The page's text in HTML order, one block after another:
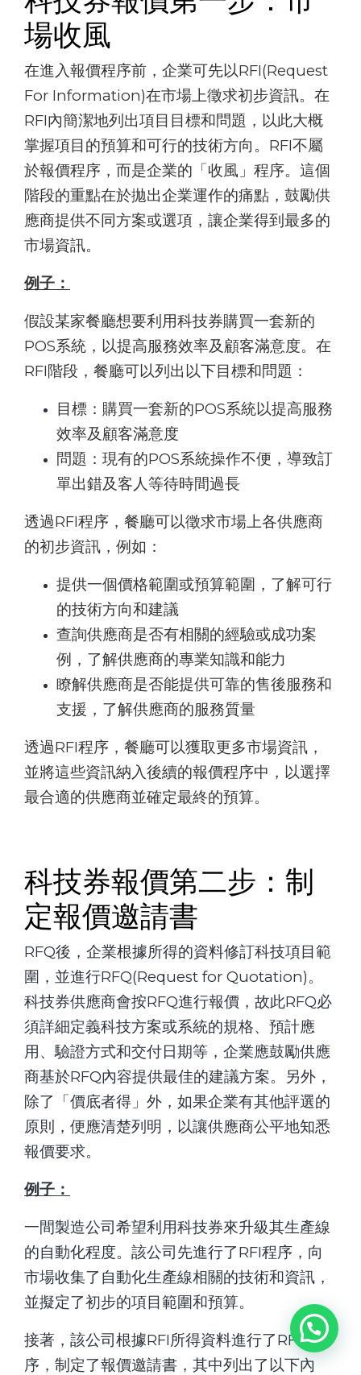
場收風
在進入報價程序前，企業可先以RFI(Request
For Information)在市場上徵求初步資訊。在
RFI內簡潔地列出項目目標和問題，以此大概
掌握項目的預算和可行的技術方向。RFI不屬
於報價程序，而是企業的「收風」程序。這個
階段的重點在於拋出企業運作的痛點，鼓勵供
應商提供不同方案或選項，讓企業得到最多的
市場資訊。
例子：
假設某家餐廳想要利用科技券購買一套新的
POS系統，以提高服務效率及顧客滿意度。在
RFI階段，餐廳可以列出以下目標和問題：
目標：購買一套新的POS系統以提高服務
效率及顧客滿意度
問題：現有的POS系統操作不便，導致訂
單出錯及客人等待時間過長
透過RFI程序，餐廳可以徵求市場上各供應商
的初步資訊，例如：
提供一個價格範圍或預算範圍，了解可行
的技術方向和建議
查詢供應商是否有相關的經驗或成功案
例，了解供應商的專業知識和能力
瞭解供應商是否能提供可靠的售後服務和
支援，了解供應商的服務質量
透過RFI程序，餐廳可以獲取更多市場資訊，
並將這些資訊納入後續的報價程序中，以選擇
最合適的供應商並確定最終的預算。
科技券報價第二步：制
定報價邀請書
RFQ後，企業根據所得的資料修訂科技項目範
圍，並進行RFQ(Request for Quotation)。
科技券供應商會按RFQ進行報價，故此RFQ必
須詳細定義科技方案或系統的規格、預計應
用、驗證方式和交付日期等，企業應鼓勵供應
商基於RFQ內容提供最佳的建議方案。另外，
除了「價底者得」外，如果企業有其他評選的
原則，便應清楚列明，以讓供應商公平地知悉
報價要求。
例子：
一間製造公司希望利用科技券來升級其生產線
的自動化程度。該公司先進行了RFI程序，向
市場收集了自動化生產線相關的技術和資訊，
並擬定了初步的項目範圍和預算。
接著，該公司根據RFI所得資料進行了RFQ程
序，制定了報價邀請書，其中列出了以下內